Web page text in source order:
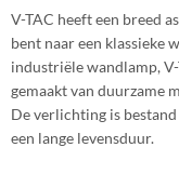
V-TAC heeft een breed
bent naar een klassieke
industriële wandlamp,
gemaakt van duurzame
De verlichting is
een lange levensduur.